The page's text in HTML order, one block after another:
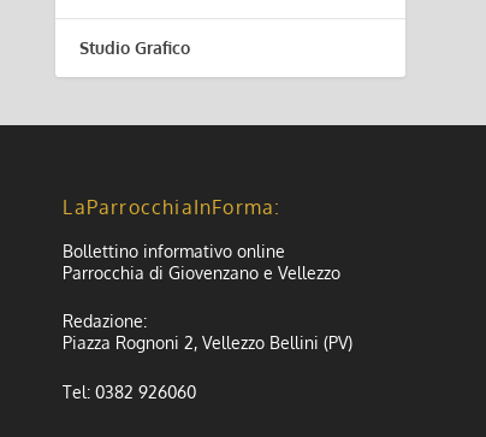
Studio Grafico
LaParrocchiaInForma:
Bollettino informativo online
Parrocchia di Giovenzano e Vellezzo
Redazione:
Piazza Rognoni 2, Vellezzo Bellini (PV)
Tel: 0382 926060